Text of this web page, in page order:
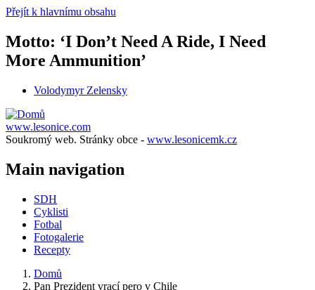
Přejít k hlavnímu obsahu
Motto: ‘I Don’t Need A Ride, I Need
More Ammunition’
Volodymyr Zelensky
www.lesonice.com
Soukromý web. Stránky obce - www.lesonicemk.cz
Main navigation
SDH
Cyklisti
Fotbal
Fotogalerie
Recepty
Domů
Pan Prezident vrací pero v Chile